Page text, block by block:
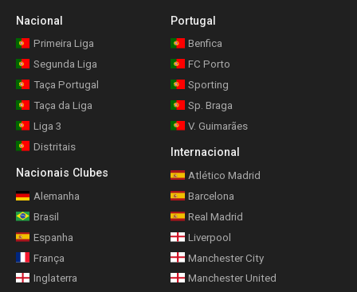
Nacional
Primeira Liga
Segunda Liga
Taça Portugal
Taça da Liga
Liga 3
Distritais
Nacionais Clubes
Alemanha
Brasil
Espanha
França
Inglaterra
Portugal
Benfica
FC Porto
Sporting
Sp. Braga
V. Guimarães
Internacional
Atlético Madrid
Barcelona
Real Madrid
Liverpool
Manchester City
Manchester United